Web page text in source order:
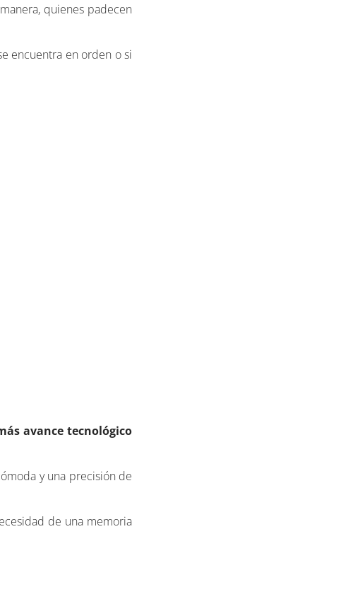
quienes padecen
encuentra en orden o si
avance tecnológico
y una precisión de
de una memoria